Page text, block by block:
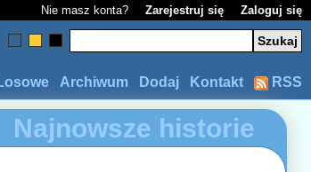
Nie masz konta? Zarejestruj się Zaloguj się
RSS
Kontakt
Dodaj
Archiwum
Najnowsze historie